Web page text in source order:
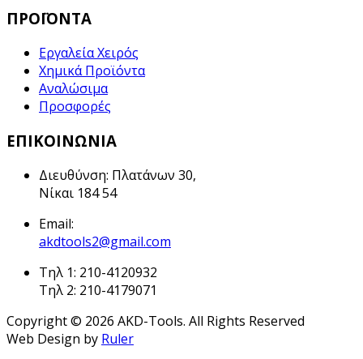
ΠΡΟΪΟΝΤΑ
Εργαλεία Χειρός
Χημικά Προϊόντα
Αναλώσιμα
Προσφορές
ΕΠΙΚΟΙΝΩΝΙΑ
Διευθύνση: Πλατάνων 30,
Νίκαι 184 54
Email:
akdtools2@gmail.com
Τηλ 1: 210-4120932
Τηλ 2: 210-4179071
Copyright © 2026 AKD-Tools. All Rights Reserved
Web Design by Ruler